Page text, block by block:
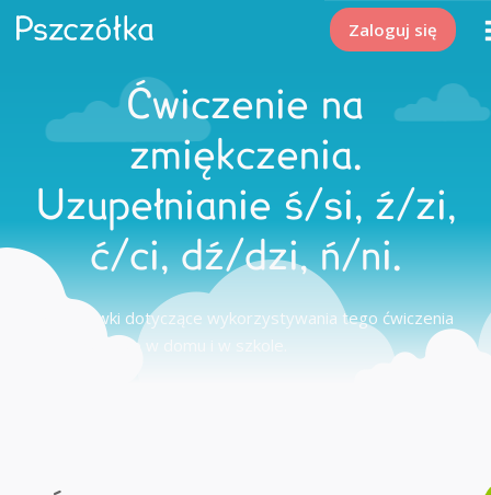
Zaloguj się
Ćwiczenie na
zmiękczenia.
Uzupełnianie ś/si, ź/zi,
ć/ci, dź/dzi, ń/ni.
Wskazówki dotyczące wykorzystywania tego ćwiczenia
edukacyjnego w domu i w szkole.